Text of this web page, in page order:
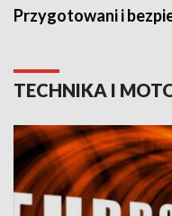
Przygotowani i
TECHNIKA I